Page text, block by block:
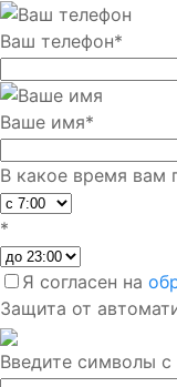
Ваш телефон*
Ваше имя*
В какое время вам
*
Я согласен на
Защита от
Введите символы с